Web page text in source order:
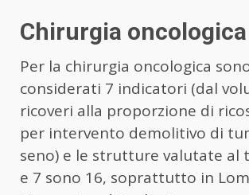
Chirurgia oncologica
Per la chirurgia oncologica
considerati 7 indicatori (dal
ricoveri alla proporzione di
per intervento demolitivo di
seno) e le strutture valutate al
e 7 sono 16, soprattutto in